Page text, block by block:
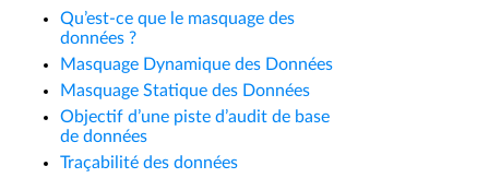
Qu’est-ce que le masquage des
données ?
Masquage Dynamique des Données
Masquage Statique des Données
Objectif d’une piste d’audit de base
de données
Traçabilité des données